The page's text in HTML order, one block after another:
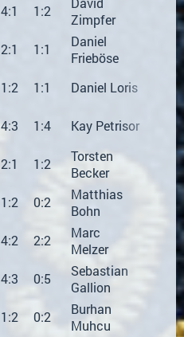
4:1 1:2
Zimpfer
2:1 1:1
Daniel
Frieböse
1:2 1:1 Daniel Loris
4:3 1:4 Kay Petrisor
2:1 1:2
Torsten
Becker
1:2 0:2
Matthias
Bohn
4:2 2:2
Marc
Melzer
4:3 0:5
Sebastian
Gallion
1:2 0:2
Burhan
Muhcu